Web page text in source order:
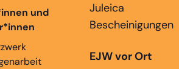
und
Juleica
Bescheinigungen
EJW vor Ort